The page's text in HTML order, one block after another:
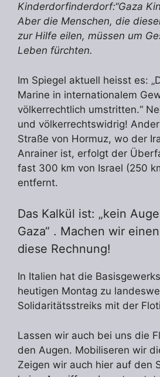
Kinderdorfinderdorf:“Gaza
Aber die Menschen, die
zur Hilfe eilen, müssen um
Leben fürchten.
Im Spiegel aktuell heisst es:
Marine in internationalem
völkerrechtlich umstritten.“
und völkerrechtswidrig!
Straße von Hormuz, wo der
Anrainer ist, erfolgt der
fast 300 km von Israel (250
entfernt.
Das Kalkül ist: „kein
Gaza“ . Machen wir
diese Rechnung!
In Italien hat die
heutigen Montag zu
Solidaritätsstreiks mit der
Lassen wir auch bei uns die
den Augen. Mobiliseren wir
Zeigen wir auch hier auf den